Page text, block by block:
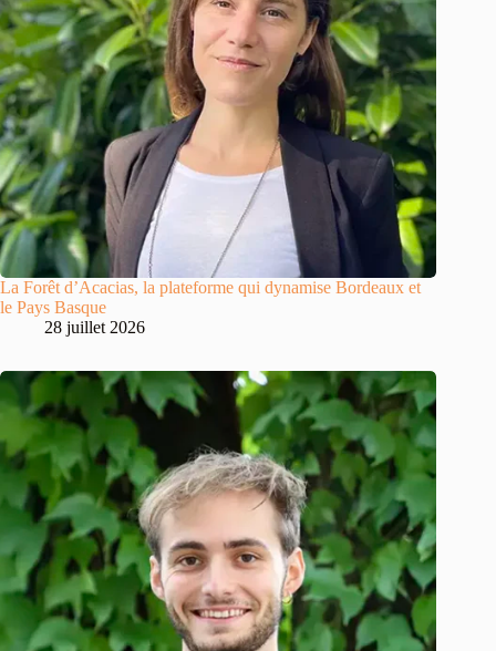
La Forêt d’Acacias, la plateforme qui dynamise Bordeaux et
le Pays Basque
28 juillet 2026